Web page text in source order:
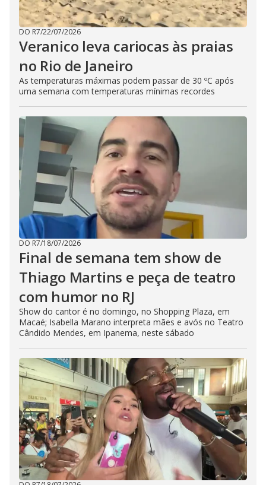
DO R7/22/07/2026
Veranico leva cariocas às praias
no Rio de Janeiro
As temperaturas máximas podem passar de 30 ºC após
uma semana com temperaturas mínimas recordes
DO R7/18/07/2026
Final de semana tem show de
Thiago Martins e peça de teatro
com humor no RJ
Show do cantor é no domingo, no Shopping Plaza, em
Macaé; Isabella Marano interpreta mães e avós no Teatro
Cândido Mendes, em Ipanema, neste sábado